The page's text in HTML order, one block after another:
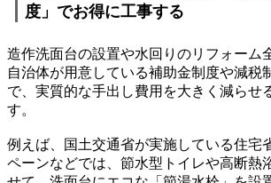
度」でお得に工事する
造作洗面台の設置や水回りのリフォーム
自治体が用意している補助金制度や減税
で、実質的な手出し費用を大きく減らせ
す。
例えば、国土交通省が実施している住宅
ペーンなどでは、節水型トイレや高断熱